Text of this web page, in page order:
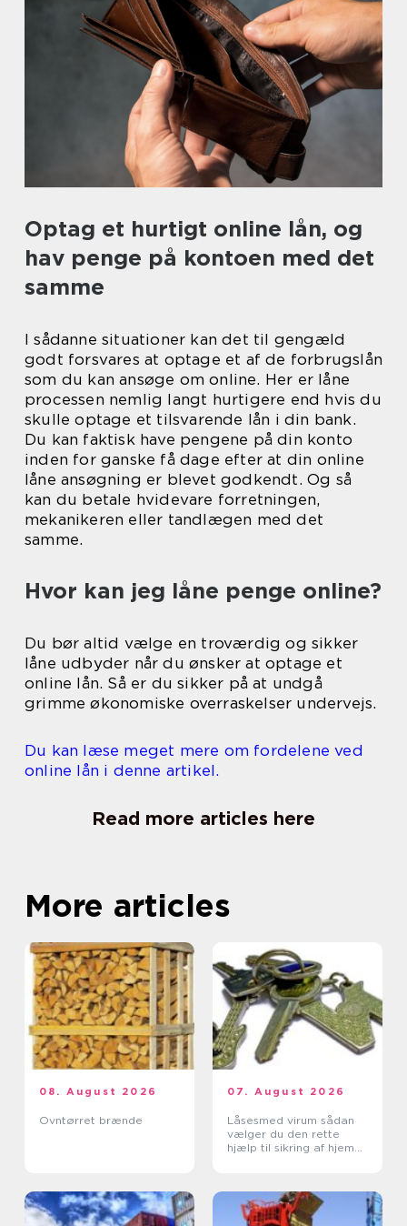
Optag et hurtigt online lån, og
hav penge på kontoen med det
samme
I sådanne situationer kan det til gengæld
godt forsvares at optage et af de forbrugslån
som du kan ansøge om online. Her er låne
processen nemlig langt hurtigere end hvis du
skulle optage et tilsvarende lån i din bank.
Du kan faktisk have pengene på din konto
inden for ganske få dage efter at din online
låne ansøgning er blevet godkendt. Og så
kan du betale hvidevare forretningen,
mekanikeren eller tandlægen med det
samme.
Hvor kan jeg låne penge online?
Du bør altid vælge en troværdig og sikker
låne udbyder når du ønsker at optage et
online lån. Så er du sikker på at undgå
grimme økonomiske overraskelser undervejs.
Du kan læse meget mere om fordelene ved
online lån i denne artikel.
Read more articles here
More articles
08. August 2026
Ovntørret brænde
07. August 2026
Låsesmed virum sådan
vælger du den rette
hjælp til sikring af hjem